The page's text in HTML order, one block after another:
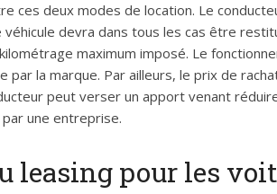
ces deux modes de location. Le
devra dans tous les cas être
maximum imposé. Le
par la marque. Par ailleurs, le prix de
peut verser un apport venant
une entreprise.
leasing pour les